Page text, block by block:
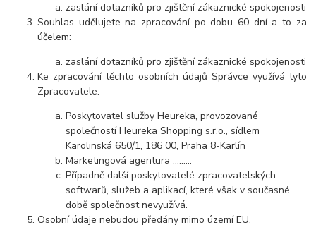
zaslání dotazníků pro zjištění zákaznické spokojenosti
Souhlas udělujete na zpracování po dobu 60 dní a to za
účelem:
zaslání dotazníků pro zjištění zákaznické spokojenosti
Ke zpracování těchto osobních údajů Správce využívá tyto
Zpracovatele:
Poskytovatel služby Heureka, provozované
společností Heureka Shopping s.r.o., sídlem
Karolinská 650/1, 186 00, Praha 8-Karlín
Marketingová agentura………
Případně další poskytovatelé zpracovatelských
softwarů, služeb a aplikací, které však v současné
době společnost nevyužívá.
Osobní údaje nebudou předány mimo území EU.